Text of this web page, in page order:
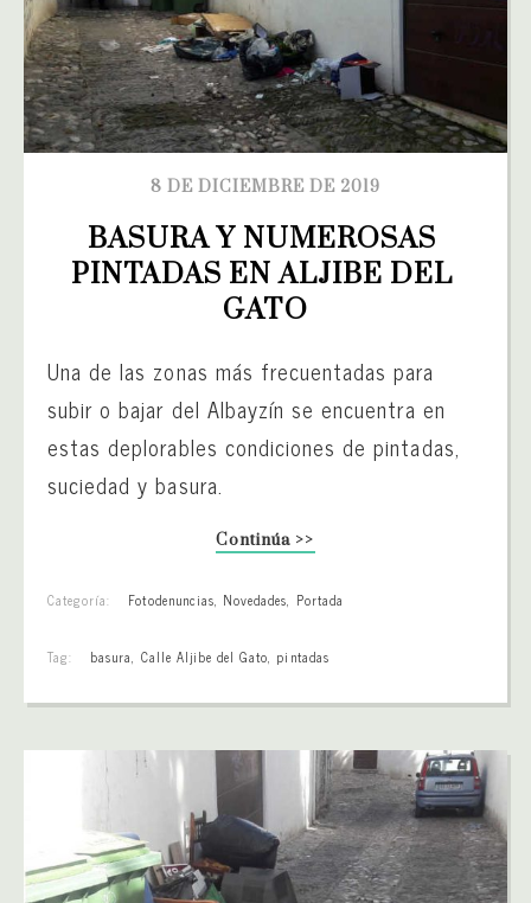
8 DE DICIEMBRE DE 2019
BASURA Y NUMEROSAS
PINTADAS EN ALJIBE DEL
GATO
Una de las zonas más frecuentadas para
subir o bajar del Albayzín se encuentra en
estas deplorables condiciones de pintadas,
suciedad y basura.
Continúa >>
Categoría: Fotodenuncias, Novedades, Portada
Tag: basura, Calle Aljibe del Gato, pintadas